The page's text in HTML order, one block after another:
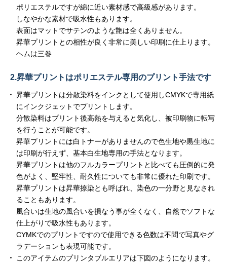
ポリエステルですが綿に近い素材感で高級感があります。
しなやかな素材で吸水性もあります。
表面はマットでサテンのような艶は全くありません。
昇華プリントとの相性が良く非常に美しい印刷に仕上ります。
ヘムは三巻
2.昇華プリントはポリエステル専用のプリント手法です
昇華プリントは分散染料をインクとして使用しCMYKで専用紙
にインクジェットでプリントします。
分散染料はプリント後高熱を与えると気化し、被印刷物に転写
を行うことが可能です。
昇華プリントには白トナーがありませんので色生地や黒生地に
は印刷が行えず、基本白生地専用の手法となります。
昇華プリントは他のフルカラープリントと比べても圧倒的に発
色がよく、堅牢性、耐久性についても非常に優れた印刷です。
昇華プリントは昇華捺染とも呼ばれ、染色の一分野と見なされ
ることもあります。
風合いは生地の風合いを損なう事が全くなく、自然でソフトな
仕上がりで吸水性もあります。
CYMKでのプリントですので使用できる色数は不問で写真やグ
ラデーションも表現可能です。
このアイテムのプリンタブルエリアは下図のようになります。